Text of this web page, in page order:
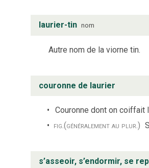
laurier-tin nom
Autre nom de la viorne tin.
couronne de laurier
Couronne dont on coiffait
fig.(généralement au plur.)
s’asseoir, s’endormir, se